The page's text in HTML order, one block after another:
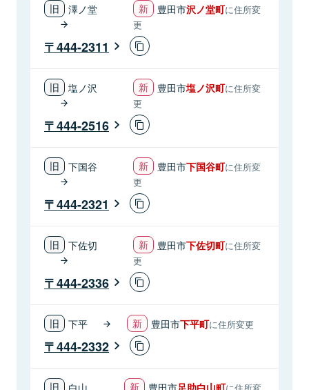
澤ノ堂 豊田市沢ノ堂町に住所変
更
444-2311
塩ノ沢 豊田市塩ノ沢町に住所変
更
444-2516
下国谷 豊田市下国谷町に住所変
更
444-2321
下佐切 豊田市下佐切町に住所変
更
444-2336
下平 豊田市下平町に住所変更
444-2332
白山 豊田市足助白山町に住所変